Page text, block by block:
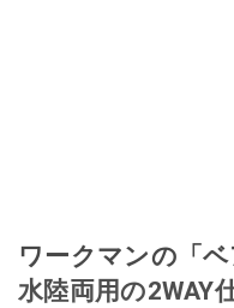
ワークマンの「
水陸両用の2WAY